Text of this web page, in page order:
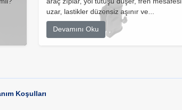
uzar, lastikler düzensiz aşınır ve...
Devamını Oku
Koşulları